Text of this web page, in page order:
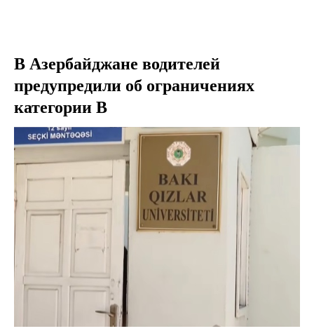
В Азербайджане водителей
предупредили об ограничениях
категории B